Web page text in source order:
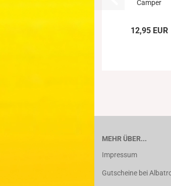
Camper
12,95 EUR
MEHR ÜBER...
Impressum
Gutscheine bei